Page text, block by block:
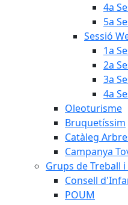
4a
5a
Sessió
1a
2a
3a
4a
Oleoturisme
Bruquetíssim
Catàleg
Campanya
Grups de Treball
Consell
POUM